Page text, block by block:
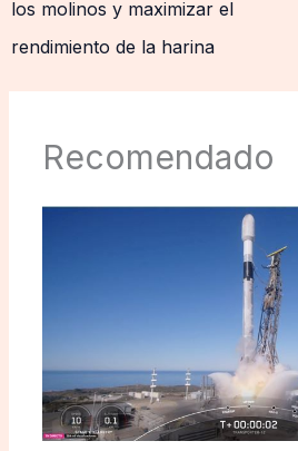
los molinos y maximizar el
rendimiento de la harina
Recomendado